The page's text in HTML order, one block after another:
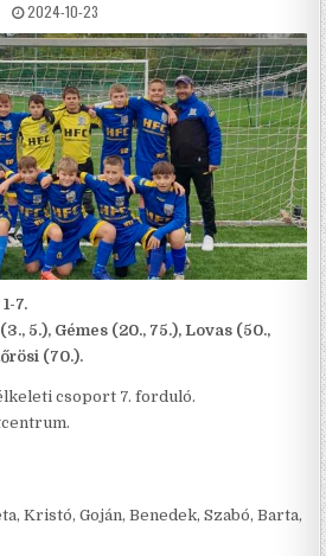
2024-10-23
7.
5.), Gémes (20., 75.), Lovas (50.,
(70.).
csoport 7. forduló.
Kristó, Goján, Benedek, Szabó, Barta,